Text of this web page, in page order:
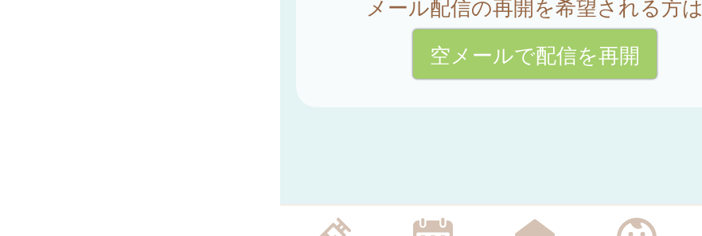
メール配信の再開を希望される方は
空メールで配信を再開